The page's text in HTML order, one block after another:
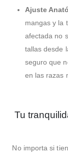
Ajuste
mangas y la
afectada no
tallas desde
seguro que
en las razas
Tu
No importa si